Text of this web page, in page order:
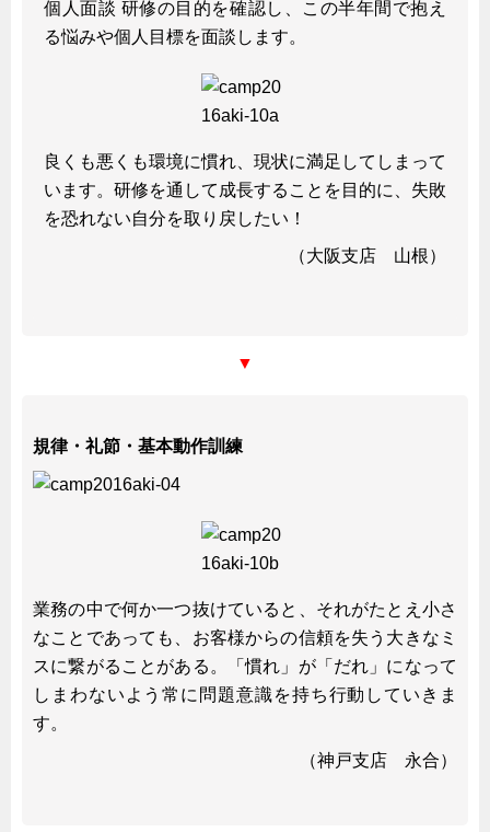
海外出張
タキゲン売上ランキング
展示トラック
採用情報
入社式・創立記念式典
新年賀詞交歓会
メディア情報
個人面談 研修の目的を確認し、この半年間で抱え
る悩みや個人目標を面談します。
良くも悪くも環境に慣れ、現状に満足してしまって
います。研修を通して成長することを目的に、失敗
を恐れない自分を取り戻したい！
（大阪支店 山根）
▼
規律・礼節・基本動作訓練
業務の中で何か一つ抜けていると、それがたとえ小さ
なことであっても、お客様からの信頼を失う大きなミ
スに繋がることがある。「慣れ」が「だれ」になって
しまわないよう常に問題意識を持ち行動していきま
す。
（神戸支店 永合）